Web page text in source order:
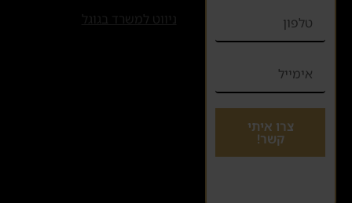
צרו איתי
קשר!
ניווט למשרד בגוגל